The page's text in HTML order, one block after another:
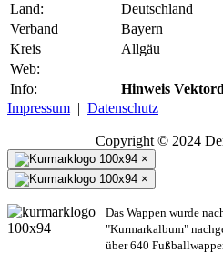
Land:
Deutschland
Verband
Bayern
Kreis
Allgäu
Web:
Info:
Hinweis
Impressum | Datenschutz
Copyright © 2024
×
×
Das Wappen wurde
"Kurmarkalbum"
über 640